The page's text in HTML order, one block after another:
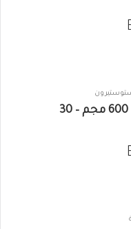
نوتريكوست تركستيرون 600 مجم – 30